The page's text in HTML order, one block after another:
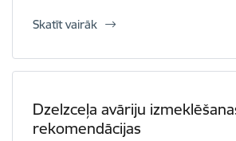
Skatīt vairāk
Dzelzceļa avāriju
rekomendācijas